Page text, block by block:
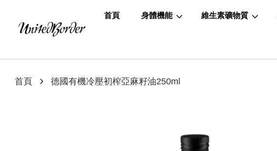
首頁 身體機能 維生素礦物質
首頁 › 德國有機冷壓初榨亞麻籽油250ml